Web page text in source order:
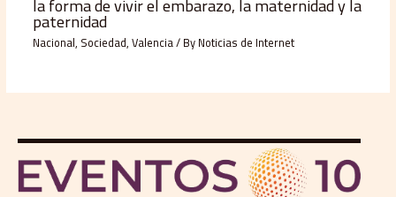
paternidad
Nacional, Sociedad,Valencia/ ByNoticias de Internet